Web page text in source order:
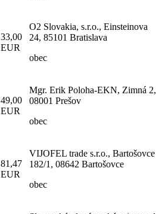
33,00
EUR
O2 Slovakia, s.r.o., Einsteinova
24, 85101 Bratislava
obec
49,00
EUR
Mgr. Erik Poloha-EKN, Zimná 2,
08001 Prešov
obec
81,47
EUR
VIJOFEL trade s.r.o., Bartošovce
182/1, 08642 Bartošovce
obec